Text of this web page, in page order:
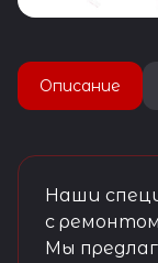
Описание
Наши
с
Мы